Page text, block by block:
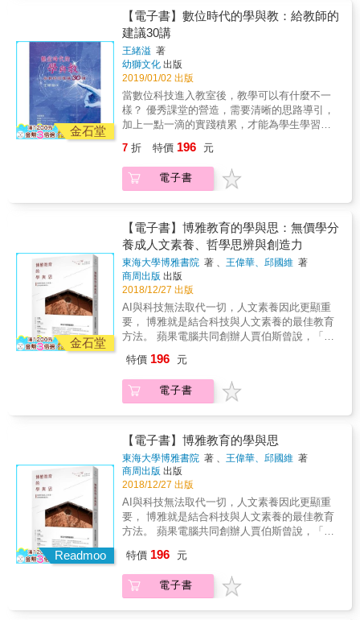
「愛」或「兒童人權」這些字眼，只用務實的
方法、好親近的理論、觸動人心的價值觀和思
維，說清楚什麼是愛的體現，什麼是孩子的權
利，什麼是關係的界線和方法。 有所依附的孩
子更能獨立，有歸屬的孩子更能發展自我，但
依附和歸屬都不是單一照顧者就能做到。CARE
強調了集體照顧中「多方參與」的必要性和管
理層的責任，指引照顧機構如何讓每位工作者
允許大人迴避系統合作的困難，從委託照顧的
和家庭，都有責任營造出正向的生態體系，
「讓每個孩子度過美好的一天」。這不但讓我
們定位出什麼是好的對待，也讓每位大人更加
認識自己。對台灣數千名受安置的孩子，以及
他們身邊堅韌纏鬥中的大人來說，這都將是一
本影響彼此生命的珍貴指引。【海外迴響】第
三版的CARE，為高品質家外安置照顧可以也應
該是什麼樣貌，帶出一個引人入勝的視野。瑪
莎．霍登基於多年經驗全面檢視研究和實務文
獻，為那些照顧脆弱孩子及其家庭的工作者，
立下了很高卻實際的標準。如果照顧工作者和
組織咀嚼本書中的深刻智慧和實務指引，將大
幅影響其服務的脆弱兒童和家庭的生活與未來
前景。」──Howard Bath，顧問、澳洲北領地
首任兒童事務委員、《照顧轉型的三個支柱》
（Three Pillars of Transforming Care） 合著作
（learning-through-living）。在第三版的
《CARE模式》中，瑪莎．霍登全面且詳盡描繪
出透過生活學習的概念，如何實踐於現在的兒
童與少年照顧工作中：包括從家庭參與的重要
性到對創傷的深切認識，再到設計出支持與療
癒的空間。本書以直接與吸引人的風格書寫，
無論是新入門的兒童與少年工作者，還是經驗
豐富的工作者，皆能有所獲益。在這不斷變化
和挑戰的領域中，我認為本書是一切的基礎。
克萊西（Charles O. Cressey）榮譽社會工作教
授有些方案未能成功幫助孩子和家庭，問題在
於它們迎合那些受僱雇提供服務者以及及提供
務指南巧妙結合了不同機構的實務經驗，清晰
而有系統地呈現了CARE照顧模式，使得所謂的
「理論」變得更加貼近生活、更易於理解。我
們需要透過系統性的學習，才能夠暫時停下腳
步，與孩子一同生活，並深刻體會到尊重和關
愛孩子的重要性，這才是照顧服務的核心。這
本書提供了如何與孩子共同生活、如何傾聽他
們的心聲，並如何回應他們需求的策略，這些
策略不僅對於安置體系或機構的工作人員有所
助益，其實對於所有與兒少一同生活的成年人
人，都能從閱讀本書中獲得一些寶貴的啟示。
不迴避系統合作的困難，讓每個孩子度過美好
的一天！葉靜倫｜《Right Plus多多益善》創辦
得跟一群小孩一起長大，其中大部分還帶著傷
痕。團體照顧在許多時候本就如履薄冰，但這
本書從頭到尾幾乎沒出現過「愛」或「兒童人
權」這些字眼，只用務實的方法、好親近的理
論、觸動人心的價值觀和思維，說清楚什麼是
愛的體現，什麼是孩子的權利，什麼是關係的
界線和方法。有所依附的孩子更能獨立，有歸
屬的孩子更能發展自我，但依附和歸屬都不是
中「多方參與」的必要性和管理層的責任，指
感，能去做正確的事。它也不再允許大人迴避
系統合作的困難，從委託照顧的政府、立法
者、社區夥伴到機構，以及照顧者和家庭，都
有責任營造出正向的生態體系，「讓每個孩子
度過美好的一天」。這不但讓我們定位出什麼
是好的對待，也讓每位大人更加認識自己。對
台灣數千名受安置的孩子，以及他們身邊堅韌
纏鬥中的大人來說，這都將是一本影響彼此生
命的珍貴指引。【海外迴響】第三版的CARE，
為高品質家外安置照顧可以也應該是什麼樣
貌，帶出一個引人入勝的視野。瑪莎．霍登基
於多年經驗全面檢視研究和實務文獻，為那些
照顧脆弱孩子及其家庭的工作者，立下了很高
卻實際的標準。如果照顧工作者和組織咀嚼本
書中的深刻智慧和實務指引，將大幅影響其服
化的興趣，持續自學精進。 ■跨學科、主題式
學習 生活結合跨學科教育，培養孩子獨立思考
的能力，成為與時俱進的終身學習者 & 得獎與
推薦記錄 ★誠品選書、蟬聯誠品暢銷書榜十八
週 ★博客來年度百大暢銷書 ★芬蘭最大報《赫
爾辛基日報》獨家專訪滿版報導
是有主見？ ──＞不聽話、懂得堅持的學生，有
時反而可能學得更好！ ˙給予有限選擇，讓孩子
練習做「小決定」 ──＞解釋選項背後的緣由，
讓孩子明白每個決定帶來的結果。 ˙不想接受別
人的遊戲規則，就得自己想辦法 ──＞面對衝突
或校園霸凌，德國父母讓孩子學會捍衛自己！ ˙
沒有標準答案，只要說出自己的理由，就沒人
能說你一定錯！ ──＞鼓勵孩子用自己的方式和
世界對話，培養獨立思考能力！ & 【德國老
師、爸媽具備以下特質】 1.) 有很強的心臟，遠
孩子慢慢學會長大，慢慢嘗試並從中確認自己
的興趣； 3.) 唯一覺得不能輸在起跑點的是：培
養孩子的社交能力！ & 【本書特色】 1.) 每篇
＆&德國老師的處理原則& 德國爸媽的教養態
度，以及老師和家長之間如何合作無間。 2.) 德
國優質小孩的全方位能力養成之道。 3.) 近距離
體驗德國學前教育理念與幼兒園日常活動安
排。 & (※初版書名《德國幼兒園原來這樣教：
一位台灣老師的德國教育大震撼》)
媽先給予孩子簡單的任務目標，用成就感逐步
延長孩子的遊戲續航力。 & & 以上煩惱都是
「玩具過量」的警訊，若出現任何相同情況，
請立即跟著幼教專家建立孩子的「玩具極簡計
畫」！ & & Q1.「玩具極簡運動」的目標是什
麼？為何在德國掀起熱潮？ &rarr;德國幼兒園的
教育理念便是培養獨立、自信的孩子， 玩具極
簡能訓練孩子與挫折感、無聊感正面對決， 不
借外力來排解情緒、解決問題，做自己情緒的
不會哭喊著「不想上學」？ &rarr;並不會！根據
德國幼兒園的實務經驗， 在「無玩具月」實施
期間會放寬更多常規限制， 例如讓孩子能自由
開心期待上學！ & Q3. 「玩具極簡」到底要多
徹底？連玩偶、畫筆都要禁止嗎？ 玩具極簡並
不是要強迫孩子跟心愛的玩具分離， 而是提供
一個環境，讓孩子找到更多遊戲的可能。 建議
大人們先跟大孩子討論「玩具的休息名單」，
用「共識」取代玩具消失的「被剝奪感」。 &
■本書特色 {1}& 「0~6歲玩具選購指南」協助爸
媽挑選耐玩、好玩，且有益孩子身心發展的好
玩具！ & {2}& 結合理論與實證研究剖析「玩具
過多」的教養壞處， 以及提出如何引導孩子進
力、激發創造力。 & {3}& 公開德國幼兒園「無
玩具運動」的第一手觀察紀錄！ 從德國幼兒的
實際反應，證明「玩具極簡」的可能性與必要
真正面對未來挑戰的人才， 然而最根本也最關
鍵的，卻是家長無誤。 父母放下迷思，孩子才
有機會！ IB系統培育出來的學生不只學科表現
優秀，更具獨立思考、解決問題的能力，或許
不是每一個關心子女教育的家庭都有機會將孩
子送進IB學校，但我相信在凱若真誠坦率的分
享中，各位家長一定能有所啟發。
&mdash;&mdash;芬蘭赫爾辛基國際學校科技
資訊總監陳巧茵 雖然凱若講的是遙遠的德國IB
學校，但是她娓娓敘述女兒如何從單純的熱愛
一個非常值得參考的學習歷程示範。
&mdash;&mdash;親子作家彭菊仙 旅居歐洲的
作家凱若因為有跨國搬家的計劃，為小學畢
語為主、德語為輔的IB國際文憑課程
（International Baccalaureate），原本看中的
只是IB系統通行世界一百五十個國家，不管搬
到哪裡都能順利銜接的優點。沒想到這個誤打
誤撞的決定，竟改變了原本宣示「不想升學」
的女兒。 四年來，陪伴女兒在德國求學，凱若
體認到了&mdash;&mdash;在強推孩子進入
「學歷軍備競賽」，或苦口婆心勸他們讀書升
歷」二字的意義。很快的將來，二十多歲時拿
作，後續就得靠自己不斷為自己升級，才能維
持競爭力。 而她現年十五歲的女兒在德國IB學
校學到了： ․了解知識的樂趣和意義，主動投
入學習 ․有系統的學習收集與分析資訊，產出
自己的論點 ․循序漸進內化邏輯推理和口語表
達的能力 ․時常思考「如何應用所學來解決問
題」 ․探索自我，找到人生的志向：運動管理
這些都是孩子面對未來挑戰時需要具備的能
力， 凱若家的經驗，值得每一個關心孩子教育
的家長參考。 ※IB是什麼? International
Baccalaureate國際文憑課程，簡稱IB。它是一
種獨立於各國教育體制之外的學制，其課程制
定與教學方法，有別於各國的義務教育。現在
全世界超過一百五十個國家都設有IB學校，提
供3-19歲的學生相當於小學&rarr;中學&rarr;高
中的課程，強調國際化與全人教育，重視均衡
金石堂
【電子書】數位時代的學與教：給教師的
建議30講
王緒溢 著
幼獅文化 出版
2019/01/02 出版
當數位科技進入教室後，教學可以有什麼不一
樣？ 優秀課堂的營造，需要清晰的思路導引，
加上一點一滴的實踐積累，才能為學生學習開
有．慢才會快」的數位科技融入教學心法，闡
述如何基於理論進行教學設計，並搭配實際教
學案例，讓每一位關注數位時代學與教的老
有專業的師範教育背景，是一位在ICT（資訊及
通訊科技）和教育領域中，理論與實務兼具的
專家；亦是國內早期推展行動學習研究與教學
應用的主要人物之一，多次獲得各主要電視新
聞、報紙、廣播與雜誌的報導。 《數位時代的
學與教：給教師的建議30講》是一本實操性和
理論性兼具的智慧課堂用書，帶領教師一起打
造智慧教室，創新課堂教學。
7 折 特價 196 元
電子書
金石堂
【電子書】博雅教育的學與思：無價學分
養成人文素養、哲學思辨與創造力
東海大學博雅書院 著 、王偉華、邱國維 著
商周出版 出版
2018/12/27 出版
AI與科技無法取代一切，人文素養因此更顯重
要， 博雅就是結合科技與人文素養的最佳教育
方法。 蘋果電腦共同創辦人賈伯斯曾說，「科
西密碼》的作者丹．布朗說過：「博雅教育給
學生非常多空間去探索自己的熱情與興趣，會
比一般人更有創造力。」 臉書創辦人祖克伯也
動博雅教育，究竟博雅教育的重要性何在？ 專
科或就業導向的教育容易限制住探索知識和思
考的自由，使我們和社會脫節。 物理能說明蘋
果為什麼會從樹上掉下來，卻無法告訴我們存
在的價值、我們能對社會有什麼影響，以及我
們與社會的關係。而博雅教育能使我們成為全
人。 博雅教育不僅是全人教育，是通識教育，
更是菁英教育，培養學生獨立思維、多元視野
和解決問題的能力， 得以應對科技一日千里的
重要的是，和社會有所連結以及促進社會進步
的人為目的。 博雅教育就是： 培育學生在知識
上成為一個自由人，而非奴隸。 培養學生自發
特價 196 元
電子書
Readmoo
【電子書】博雅教育的學與思
東海大學博雅書院 著 、 王偉華、邱國維 著
商周出版 出版
2018/12/27 出版
AI與科技無法取代一切，人文素養因此更顯重
要， 博雅就是結合科技與人文素養的最佳教育
方法。 蘋果電腦共同創辦人賈伯斯曾說，「科
西密碼》的作者丹．布朗說過：「博雅教育給
學生非常多空間去探索自己的熱情與興趣，會
比一般人更有創造力。」 臉書創辦人祖克伯也
特價 196 元
電子書